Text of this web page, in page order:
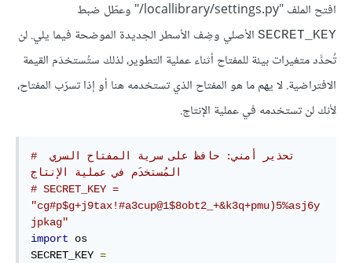
افتح الملف "‎/locallibrary/settings.py" وعطّل ضبط
SECRET_KEY الأصلي وضِف الأسطر الجديدة الموضحة فيما يلي. لن
تُحدَّد متغيرات بيئة للمفتاح أثناء عملية التطوير، لذلك ستُستخدَم القيمة
الافتراضية. لا يهم ما هو المفتاح الذي تستخدمه هنا أو إذا تسرّب المفتاح،
لأنك لن تستخدمه في عملية الإنتاج.
# تحذير أمني: حافظ على سرية المفتاح السري
المُستخدَم في عملية الإنتاج
# SECRET_KEY =
"cg#p$g+j9tax!#a3cup@1$8obt2_+&k3q+pmu)5%asj6y
jpkag"
import os
SECRET_KEY =